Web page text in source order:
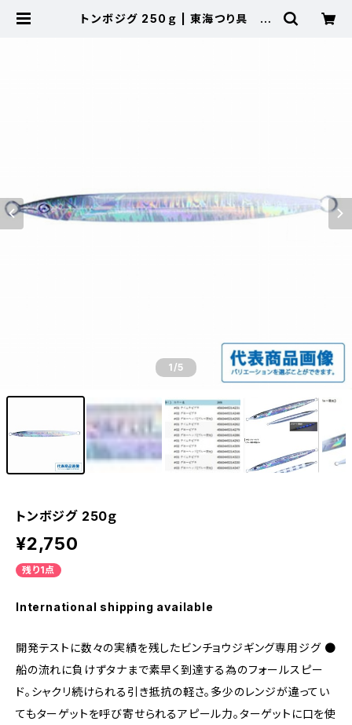
トンボジグ 250ｇ | 東海つり具 公
1/5
トンボジグ 250ｇ
¥2,750
残り1点
International shipping available
開発テストに数々の実績を残したビンチョウジギング専用ジグ ●
船の流れに負けずタナまで素早く到達する為のフォールスピー
ド。シャクリ続けられる引き抵抗の軽さ。多少のレンジが違ってい
てもターゲットを呼び寄せられるアピール力。ターゲットに口を使